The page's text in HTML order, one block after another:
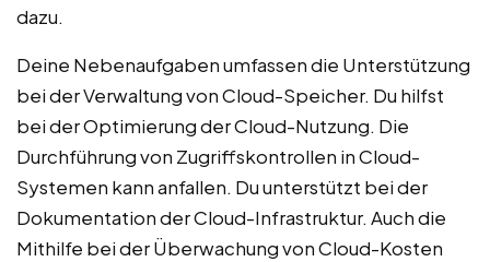
dazu.
Deine Nebenaufgaben umfassen die Unterstützung
bei der Verwaltung von Cloud-Speicher. Du hilfst
bei der Optimierung der Cloud-Nutzung. Die
Durchführung von Zugriffskontrollen in Cloud-
Systemen kann anfallen. Du unterstützt bei der
Dokumentation der Cloud-Infrastruktur. Auch die
Mithilfe bei der Überwachung von Cloud-Kosten